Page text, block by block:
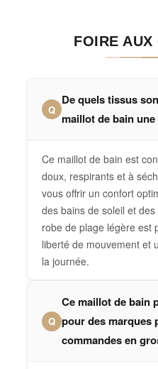
FOIRE AUX
Q
De quels tissus
maillot de bain
Ce maillot de bain est
doux, respirants et à
vous offrir un confort
des bains de soleil et
robe de plage légère est
liberté de mouvement et
la journée.
Q
Ce maillot de bain
pour des marques
commandes en